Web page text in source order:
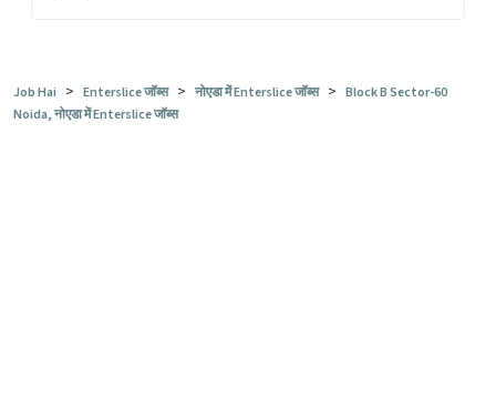
Job Hai > Enterslice जॉब्स > नोएडा में Enterslice जॉब्स > Block B Sector-60
Noida, नोएडा में Enterslice जॉब्स